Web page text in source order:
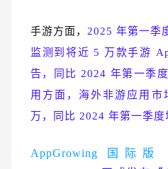
手游方面， 2025 年第一季
监测到将近 5 万款手游
告，同比 2024 年第一季
用方面，海外非游应用市
万，同比 2024 年第一季度
AppGrowing 国际版